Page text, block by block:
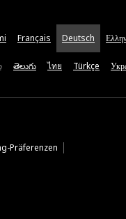
Français Deutsch
తెలుగు ไทย Türkçe
Präferenzen